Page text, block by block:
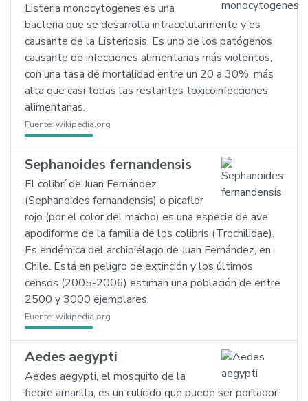
Listeria monocytogenes es una
bacteria que se desarrolla intracelularmente y es
causante de la Listeriosis. Es uno de los patógenos
causante de infecciones alimentarias más violentos,
con una tasa de mortalidad entre un 20 a 30%, más
alta que casi todas las restantes toxicoinfecciones
alimentarias.
Fuente: wikipedia.org
Sephanoides fernandensis
El colibrí de Juan Fernández
(Sephanoides fernandensis) o picaflor
rojo (por el color del macho) es una especie de ave
apodiforme de la familia de los colibrís (Trochilidae).
Es endémica del archipiélago de Juan Fernández, en
Chile. Está en peligro de extinción y los últimos
censos (2005-2006) estiman una población de entre
2500 y 3000 ejemplares.
Fuente: wikipedia.org
Aedes aegypti
Aedes aegypti, el mosquito de la
fiebre amarilla, es un culícido que puede ser portador